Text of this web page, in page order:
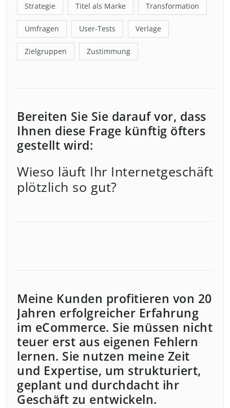
Strategie Titel als Marke Transformation
Umfragen User-Tests Verlage
Zielgruppen Zustimmung
Bereiten Sie Sie darauf vor, dass
Ihnen diese Frage künftig öfters
gestellt wird:
Wieso läuft Ihr Internetgeschäft
plötzlich so gut?
Meine Kunden profitieren von 20
Jahren erfolgreicher Erfahrung
im eCommerce. Sie müssen nicht
teuer erst aus eigenen Fehlern
lernen. Sie nutzen meine Zeit
und Expertise, um strukturiert,
geplant und durchdacht ihr
Geschäft zu entwickeln.